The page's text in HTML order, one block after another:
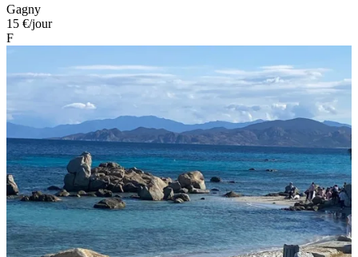
Gagny
15 €/jour
F